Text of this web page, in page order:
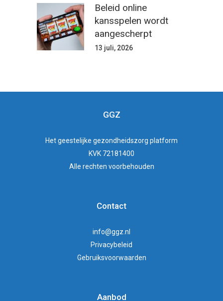
Beleid online
kansspelen wordt
aangescherpt
13 juli, 2026
GGZ
Hetgeestelijke gezondheidszorg platform
KVK 72181400
Alle rechten voorbehouden
Contact
info@ggz.nl
Privacybeleid
Gebruiksvoorwaarden
Aanbod